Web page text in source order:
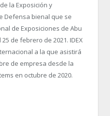
la Exposición y
Defensa bienal que se
de Exposiciones de Abu
25 de febrero de 2021. IDEX
a la que asistirá
de empresa desde la
en octubre de 2020.